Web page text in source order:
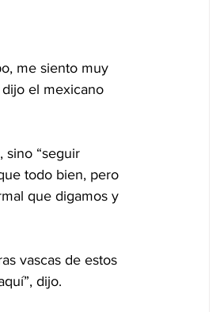
me siento muy
el mexicano
sino “seguir
todo bien, pero
que digamos y
vascas de estos
dijo.